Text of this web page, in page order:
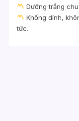
Dưỡng trắng
Khống dính,
tức.